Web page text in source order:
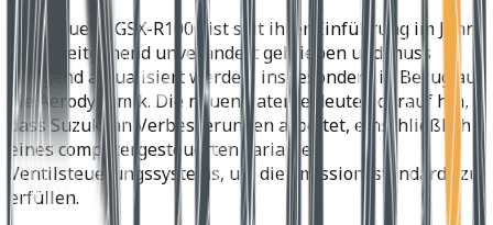
Die aktuelle GSX-R1000 ist seit ihrer Einführung im Jahr
2017 weitgehend unverändert geblieben und muss
dringend aktualisiert werden, insbesondere in Bezug auf
die Aerodynamik. Die neuen Patente deuten darauf hin,
dass Suzuki an Verbesserungen arbeitet, einschließlich
eines computergesteuerten variablen
Ventilsteuerungssystems, um die Emissionsstandards zu
erfüllen.